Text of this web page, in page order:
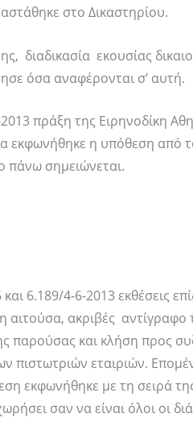
στο Δικαστηρίου.
διαδικασία εκουσίας
όσα αναφέρονται σ’ αυτή.
πράξη της Ειρηνοδίκη
η υπόθεση από το
πάνω σημειώνεται.
6.189/4-6-2013 εκθέσεις
ακριβές αντίγραφο
παρούσας και κλήση προς
πιστωτριών εταιριών.
εκφωνήθηκε με τη σειρά
σαν να είναι όλοι οι